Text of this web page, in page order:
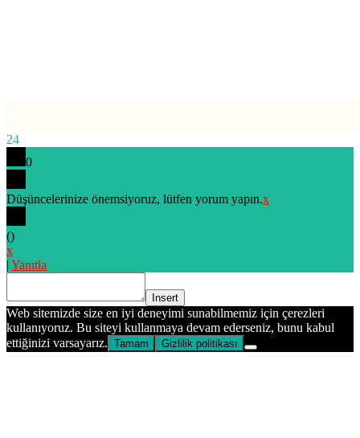
24
0
Düşüncelerinize önemsiyoruz, lütfen yorum yapın.x
()
x
| Yanıtla
Insert
Web sitemizde size en iyi deneyimi sunabilmemiz için çerezleri
kullanıyoruz. Bu siteyi kullanmaya devam ederseniz, bunu kabul
ettiğinizi varsayarız. Tamam Gizlilik politikası